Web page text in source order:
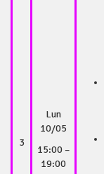
3
Lun
10/05
15:00 –
19:00